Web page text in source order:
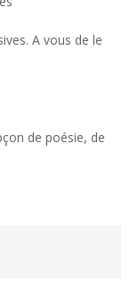
A vous de le
de poésie, de